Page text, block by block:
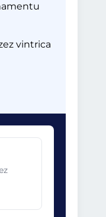
vintrica